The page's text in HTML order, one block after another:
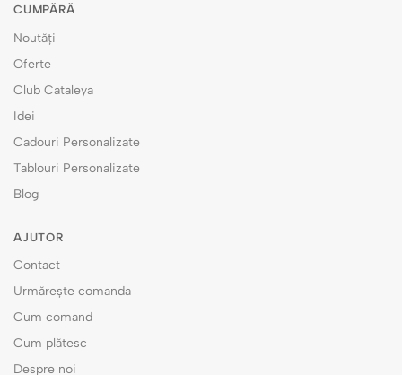
CUMPĂRĂ
Noutăți
Oferte
Club Cataleya
Idei
Cadouri Personalizate
Tablouri Personalizate
Blog
AJUTOR
Contact
Urmărește comanda
Cum comand
Cum plătesc
Despre noi